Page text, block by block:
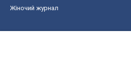
Жіночий журнал